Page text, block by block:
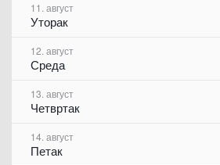
11. август
Уторак
12. август
Среда
13. август
Четвртак
14. август
Петак